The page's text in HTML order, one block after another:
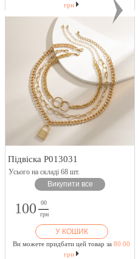
грн
Підвіска P013031
Усього на складі 68 шт.
Викупити все
100
00
грн
У КОШИК
Ви можете придбати цей товар за 80.00
грн